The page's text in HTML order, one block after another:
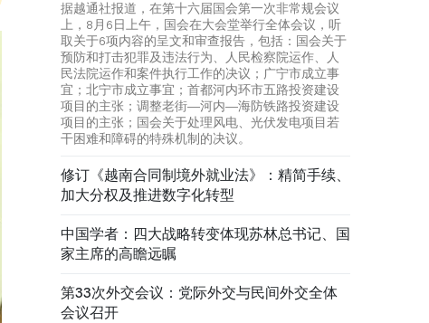
据越通社报道，在第十六届国会第一次非常规会议
上，8月6日上午，国会在大会堂举行全体会议，听
取关于6项内容的呈文和审查报告，包括：国会关于
预防和打击犯罪及违法行为、人民检察院运作、人
民法院运作和案件执行工作的决议；广宁市成立事
宜；北宁市成立事宜；首都河内环市五路投资建设
项目的主张；调整老街—河内—海防铁路投资建设
项目的主张；国会关于处理风电、光伏发电项目若
干困难和障碍的特殊机制的决议。
修订《越南合同制境外就业法》：精简手续、
加大分权及推进数字化转型
中国学者：四大战略转变体现苏林总书记、国
家主席的高瞻远瞩
第33次外交会议：党际外交与民间外交全体
会议召开